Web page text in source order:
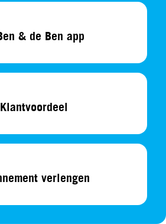
& de Ben app
Klantvoordeel
verlengen